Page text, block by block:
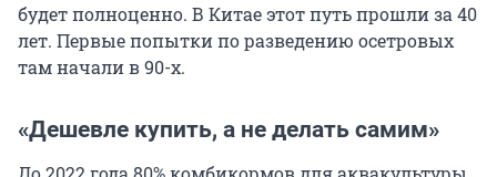
будет полноценно. В Китае этот путь прошли за 40
лет. Первые попытки по разведению осетровых
там начали в 90-х.
«Дешевле купить, а не делать самим»